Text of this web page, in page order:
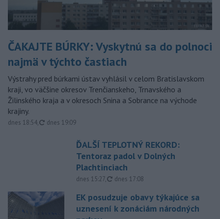
ČAKAJTE BÚRKY: Vyskytnú sa do polnoci
najmä v týchto častiach
Výstrahy pred búrkami ústav vyhlásil v celom Bratislavskom
kraji, vo väčšine okresov Trenčianskeho, Trnavského a
Žilinského kraja a v okresoch Snina a Sobrance na východe
krajiny.
dnes 18:54, aktualizované
dnes 19:09
ĎALŠÍ TEPLOTNÝ REKORD:
Tentoraz padol v Dolných
Plachtinciach
dnes 15:27, aktualizované
dnes 17:08
EK posudzuje obavy týkajúce sa
uznesení k zonáciám národných